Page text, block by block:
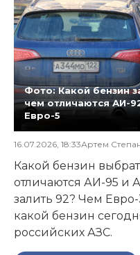
Фото: Какой бензин
чем отличаются АИ-
Евро-5
16.07.2026, 18:33Артем
Какой бензин
отличаются АИ-95 и
залить 92? Чем Евро-
какой бензин
российских АЗС.